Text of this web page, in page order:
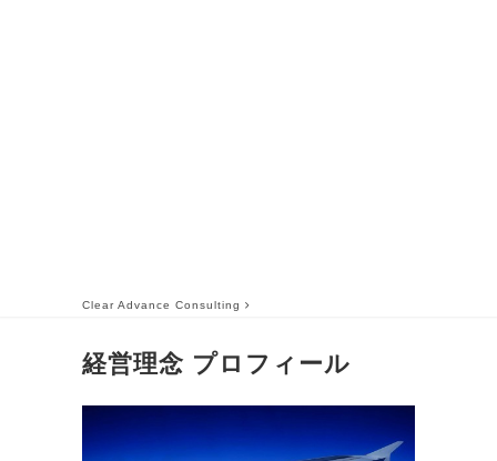
Clear Advance Consulting
経営理念 プロフィール